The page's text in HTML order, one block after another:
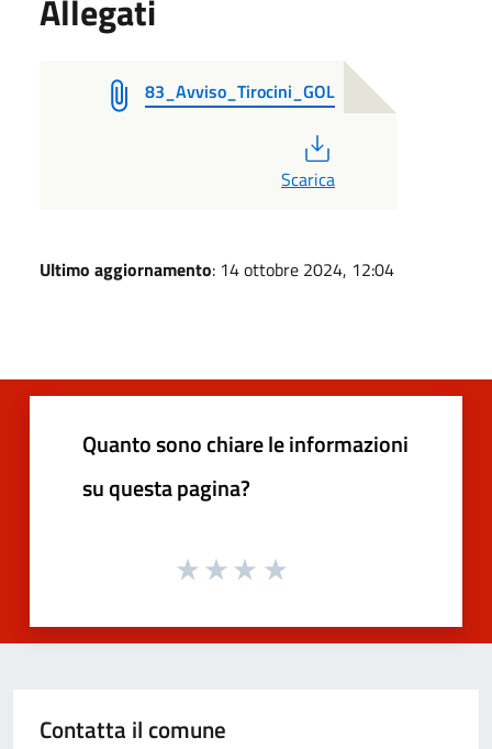
Allegati
83_Avviso_Tirocini_GOL
Scarica
Ultimo aggiornamento: 14 ottobre 2024, 12:04
Quanto sono chiare le informazioni
su questa pagina?
Contatta il comune